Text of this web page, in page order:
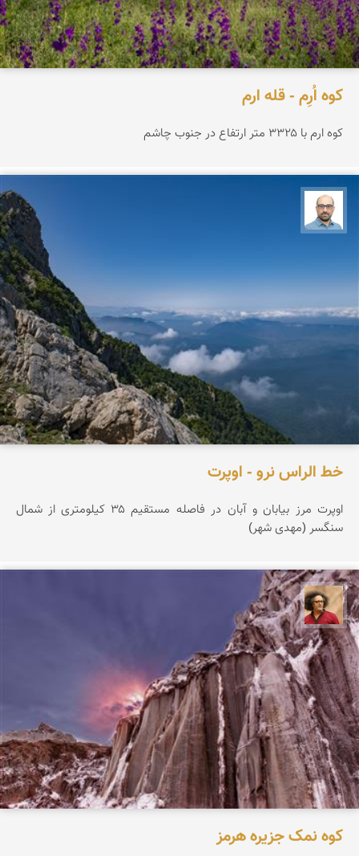
کوه اُرِم - قله ارم
کوه ارم با ۳۳۲۵ متر ارتفاع در جنوب چاشم
خط الراس نرو - اوپرت
اوپرت مرز بیابان و آبان در فاصله مستقیم ۳۵ کیلومتری از شمال
سنگسر (مهدی شهر)
مصطفی ربیعی بهشتی
کوه نمک جزیره هرمز